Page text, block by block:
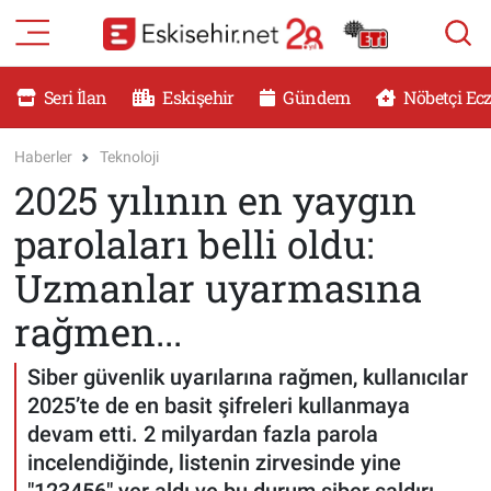
Seri İlan Eskişehir Gündem Nöbetçi
Haberler Teknoloji
2025 yılının en yaygın
parolaları belli oldu:
Uzmanlar uyarmasına
rağmen...
Siber güvenlik uyarılarına rağmen, kullanıcılar
2025’te de en basit şifreleri kullanmaya
devam etti. 2 milyardan fazla parola
incelendiğinde, listenin zirvesinde yine
RESMİ İLANLAR
DÜNYA
SAĞLIK
MAGAZİN
KADIN
TEKNOLOJİ
YEMEK
Eskişehir Nöbetçi Eczaneler
Eskişehir Namaz Vakitleri
Eskişehir Trafik Yoğunluk Haritası
Süper Lig Puan Durumu ve Fikstür
Tüm Manşetler
Son Dakika Haberleri
Haber Arşivi